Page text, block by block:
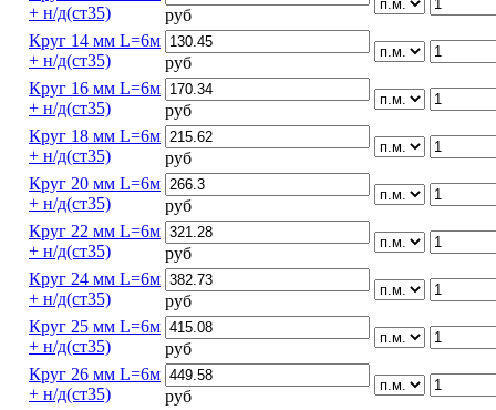
+ н/д(ст35)
руб
Круг 14 мм L=6м
+ н/д(ст35)
руб
Круг 16 мм L=6м
+ н/д(ст35)
руб
Круг 18 мм L=6м
+ н/д(ст35)
руб
Круг 20 мм L=6м
+ н/д(ст35)
руб
Круг 22 мм L=6м
+ н/д(ст35)
руб
Круг 24 мм L=6м
+ н/д(ст35)
руб
Круг 25 мм L=6м
+ н/д(ст35)
руб
Круг 26 мм L=6м
+ н/д(ст35)
руб